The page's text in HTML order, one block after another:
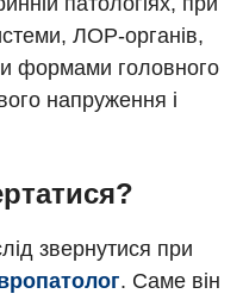
ЛОР-органів,
формами головного
напруження і
звернутися при
. Саме він